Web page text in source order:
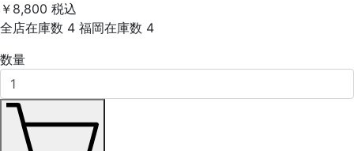
￥8,800 税込
全店在庫数 4 福岡在庫数 4
数量